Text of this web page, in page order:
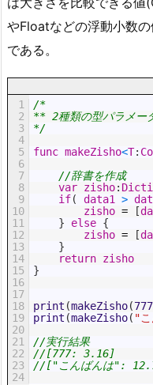
やFloatなどの浮動小数
である。
1
2
3
4
5
6
7
8
9
10
11
12
13
14
15
16
17
18
19
20
21
22
23
24
/*
** 2種類の型パラメー
*/
func makeZisho<T:
//辞書を作成
var zisho:
if( data1 >
zisho = [
}
else {
zisho = [
}
return zisho
}
print (makeZisho(777
print (makeZisho( "
//実行結果
//[777: 3.16]
//["こんばんは":